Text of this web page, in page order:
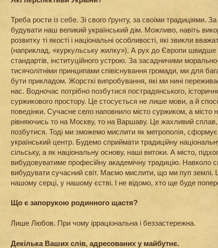
Треба рости із себе. Зі свого ґрунту, за своїми традиціями.
будувати наш великий український дім. Можливо, навіть
розвитку ті якості і національні особливості, які звикли
(наприклад, «куркульську жилку»). А рух до Європи швидше
стандартів, інституційного устрою. За засадничими
тисячолітніми принципами співіснування громади, ми для
бути прикладом. Жорсткі випробування, які ми нині
нас. Водночас потрібно позбутися пострадянського,
суржикового простору. Це стосується не лише мови, а й
поведінки. Сучасне село наповнило місто суржиком, а місто
рівняючись то на Москву, то на Варшаву. Це жахливий сплав,
позбутися. Тоді ми зможемо мислити як метрополія,
український центр. Будемо сприймати традиційну
сільську, а як національну основу, наші витоки. А місто,
вибудовуватиме професійну академічну традицію. Навколо
вибудувати сучасний світ. Маємо мислити, що ми пуп землі.
нашому серці, у нашому єстві. І не відомо, хто ще буде
Що є запорукою родинного щастя?
Лише Любов. При чому ірраціональна і беззастережна.
Декілька Ваших слів, адресованих у майбутнє.